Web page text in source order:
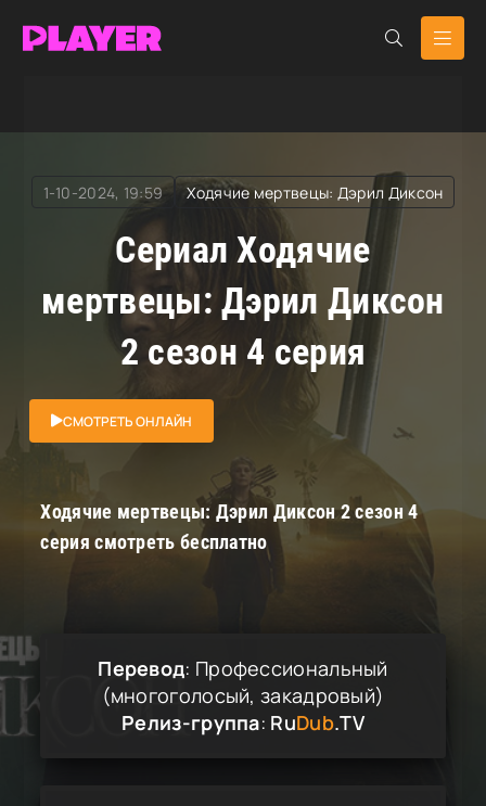
»
Ходячие мертвецы: Дэрил Диксон
1-10-2024, 19:59 Ходячие мертвецы: Дэрил Диксон
Сериал Ходячие
мертвецы: Дэрил Диксон
2 сезон 4 серия
СМОТРЕТЬ ОНЛАЙН
Ходячие мертвецы: Дэрил Диксон 2 сезон 4
серия смотреть бесплатно
Перевод: Профессиональный
(многоголосый, закадровый)
Релиз-группа: RuDub.TV